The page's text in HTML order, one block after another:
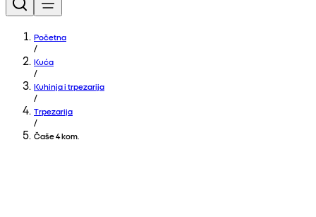
Početna
/
Kuća
/
Kuhinja i trpezarija
/
Trpezarija
/
Čaše 4 kom.